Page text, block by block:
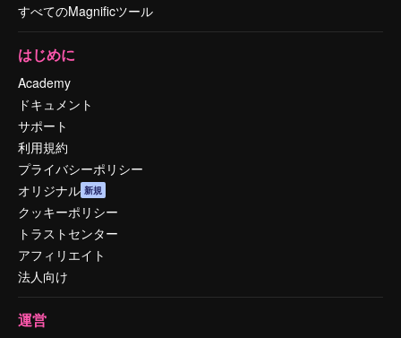
すべてのMagnificツール
はじめに
Academy
ドキュメント
サポート
利用規約
プライバシーポリシー
オリジナル 新規
クッキーポリシー
トラストセンター
アフィリエイト
法人向け
運営